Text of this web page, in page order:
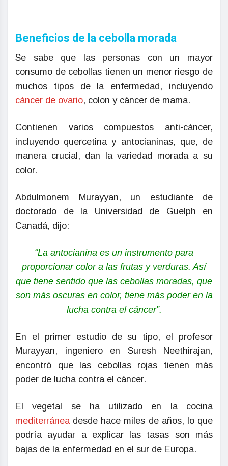
Beneficios de la cebolla morada
Se sabe que las personas con un mayor
consumo de cebollas tienen un menor riesgo de
muchos tipos de la enfermedad, incluyendo
cáncer de ovario, colon y cáncer de mama.
Contienen varios compuestos anti-cáncer,
incluyendo quercetina y antocianinas, que, de
manera crucial, dan la variedad morada a su
color.
Abdulmonem Murayyan, un estudiante de
doctorado de la Universidad de Guelph en
Canadá, dijo:
“La antocianina es un instrumento para
proporcionar color a las frutas y verduras. Así
que tiene sentido que las cebollas moradas, que
son más oscuras en color, tiene más poder en la
lucha contra el cáncer”.
En el primer estudio de su tipo, el profesor
Murayyan, ingeniero en Suresh Neethirajan,
encontró que las cebollas rojas tienen más
poder de lucha contra el cáncer.
El vegetal se ha utilizado en la cocina
mediterráneadesde hace miles de años, lo que
podría ayudar a explicar las tasas son más
bajas de la enfermedad en el sur de Europa.